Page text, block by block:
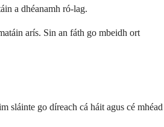
a dhéanamh ró-lag.
arís. Sin an fáth go mbeidh ort
sláinte go díreach cá háit agus cé mhéad